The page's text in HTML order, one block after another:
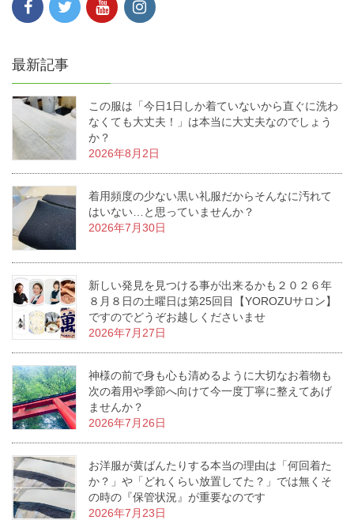
最新記事
この服は「今日1日しか着ていないから直ぐに洗わ
なくても大丈夫！」は本当に大丈夫なのでしょう
か？
2026年8月2日
着用頻度の少ない黒い礼服だからそんなに汚れて
はいない…と思っていませんか？
2026年7月30日
新しい発見を見つける事が出来るかも２０２６年
８月８日の土曜日は第25回目【YOROZUサロン】
ですのでどうぞお越しくださいませ
2026年7月27日
神様の前で身も心も清めるように大切なお着物も
次の着用や季節へ向けて今一度丁寧に整えてあげ
ませんか？
2026年7月26日
お洋服が黄ばんたりする本当の理由は「何回着た
か？」や「どれくらい放置してた？」では無くそ
の時の『保管状況』が重要なのです
2026年7月23日